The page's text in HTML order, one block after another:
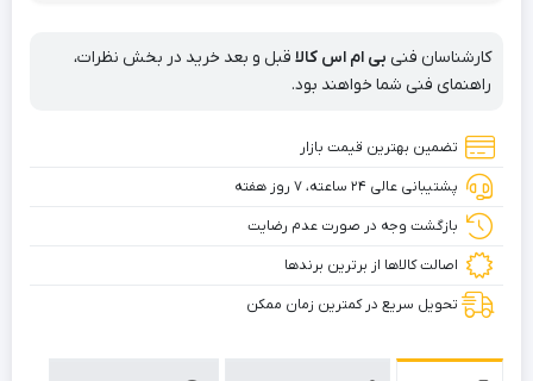
بود.
جک
پارکینگ
سوزوکی
v2
کارشناسان فنی بی ام اس کالا قبل و بعد خرید در بخش نظرات،
راهنمای فنی شما خواهند بود.
تضمین بهترین قیمت بازار
پشتیبانی عالی ۲۴ ساعته، ۷ روز هفته
بازگشت وجه در صورت عدم رضایت
اصالت کالاها از برترین برندها
تحویل سریع در کمترین زمان ممکن